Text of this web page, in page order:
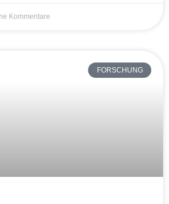
Kommentare
FORSCHUNG